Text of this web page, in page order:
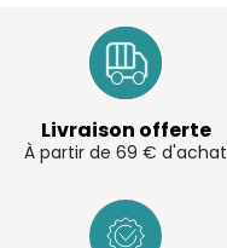
Livraison offerte
À partir de 69 € d'achat